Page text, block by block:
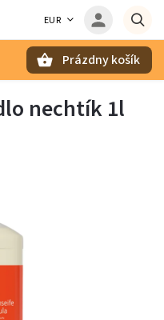
EUR
Prázdny košík
nechtík 1l